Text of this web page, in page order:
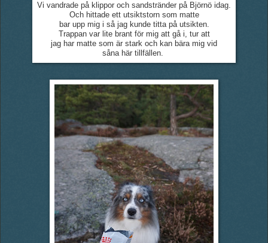
Vi vandrade på klippor och sandstränder på Björnö idag.
Och hittade ett utsiktstorn som matte
bar upp mig i så jag kunde titta på utsikten.
Trappan var lite brant för mig att gå i, tur att
jag har matte som är stark och kan bära mig vid
såna här tillfällen.